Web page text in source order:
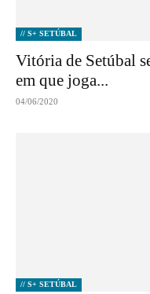
// S+ SETÚBAL
Vitória de Setúbal
em que joga...
04/06/2020
// S+ SETÚBAL